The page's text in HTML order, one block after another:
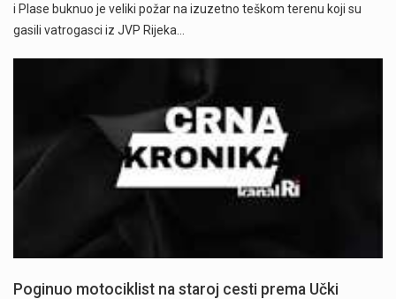
i Plase buknuo je veliki požar na izuzetno teškom terenu koji su
gasili vatrogasci iz JVP Rijeka…
Poginuo motociklist na staroj cesti prema Učki